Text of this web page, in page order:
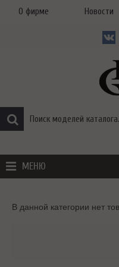
О фирме Новости
МЕНЮ
В данной категории нет